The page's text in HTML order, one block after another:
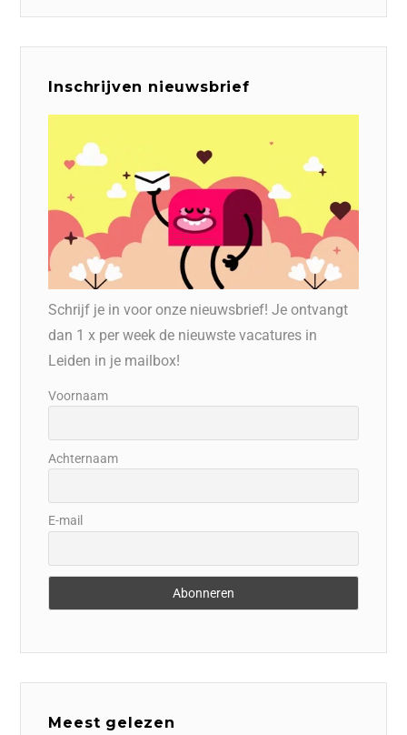
Inschrijven nieuwsbrief
Schrijf je in voor onze nieuwsbrief! Je ontvangt
dan 1 x per week de nieuwste vacatures in
Leiden in je mailbox!
Voornaam
Achternaam
E-mail
Meest gelezen